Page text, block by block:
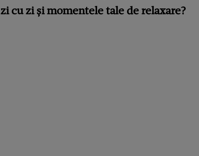
zi cu zi și momentele tale de relaxare?